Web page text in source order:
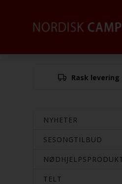
Rask levering
NYHETER
SESONGTILBUD
TELT